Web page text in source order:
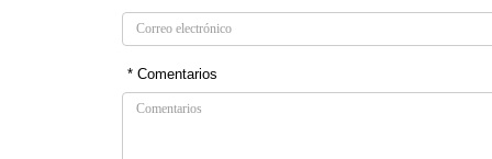
* Comentarios